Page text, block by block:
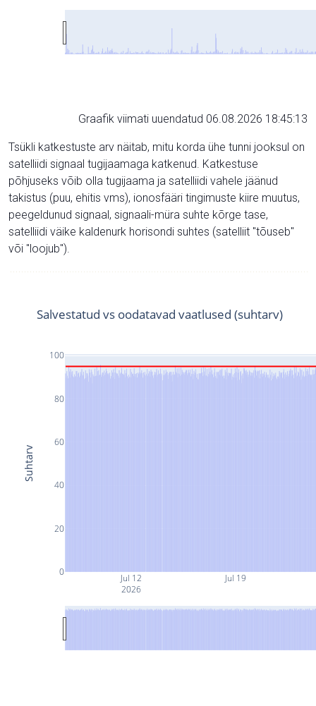
Graafik viimati uuendatud 06.08.2026 18:45:13
Tsükli katkestuste arv näitab, mitu korda ühe tunni jooksul on
satelliidi signaal tugijaamaga katkenud. Katkestuse
põhjuseks võib olla tugijaama ja satelliidi vahele jäänud
takistus (puu, ehitis vms), ionosfääri tingimuste kiire muutus,
peegeldunud signaal, signaali-müra suhte kõrge tase,
satelliidi väike kaldenurk horisondi suhtes (satelliit "tõuseb"
või "loojub").
Jul 12
2026
Jul 19
0
20
40
60
80
100
Salvestatud vs oodatavad vaatlused (suhtarv)
Suhtarv